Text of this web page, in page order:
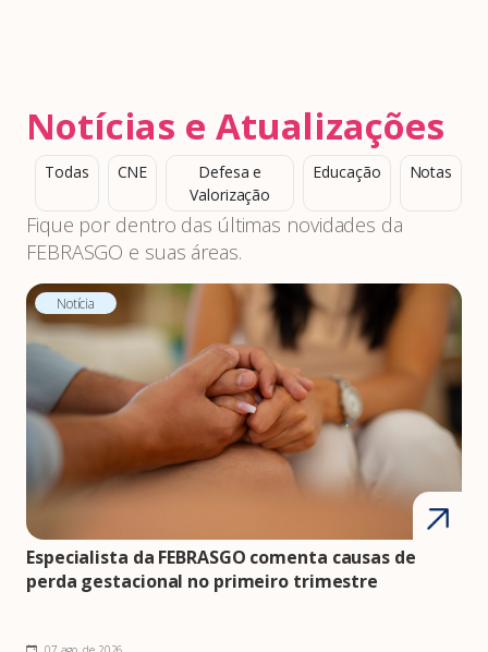
Notícias e Atualizações
Todas CNE
Defesa e
Valorização
Educação Notas
Fique por dentro das últimas novidades da
FEBRASGO e suas áreas.
Notícia
Especialista da FEBRASGO comenta causas de
perda gestacional no primeiro trimestre